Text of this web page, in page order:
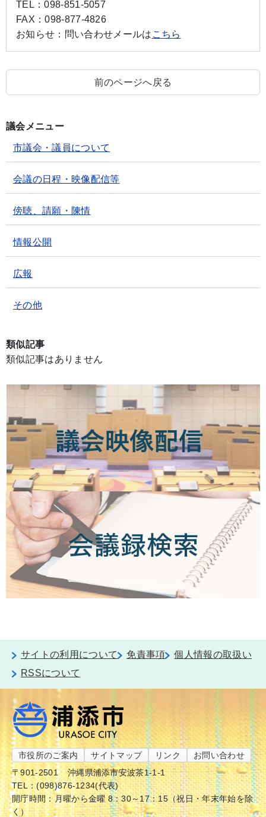
TEL：098-851-5057
FAX：098-877-4826
お知らせ： 問い合わせメールは こちら
前のページへ戻る
議会メニュー
市議会・議員について
会議の日程・映像配信等
傍聴、請願・陳情
情報公開
広報
その他
類似記事
類似記事はありません
サイトの利用について 免責事項
個人情報の取扱い
RSSについて
市役所のご案内 サイトマップ リンク
お問い合わせ
〒901-2501
沖縄県浦添市安波茶1-1-1
TEL：(098)876-1234(代表)
開庁時間：月曜から金曜 8：30～17：15（祝日・年末年始を除
く）